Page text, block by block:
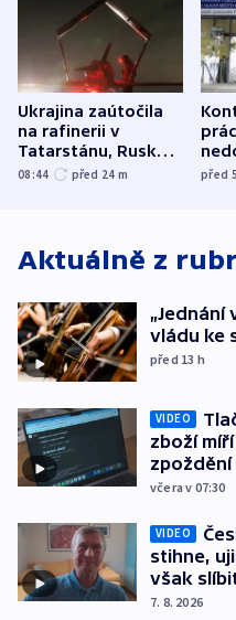
Ukrajina zaútočila
na rafinerii v
Tatarstánu, Rusko
udeřilo na Sumy a
08:44 před 24 m před
Aktuálně z
„Jednání
vládu ke
před 13 h
VIDEO
zboží
zpoždění
včera v 07:30
VIDEO
stihne,
však
7. 8. 2026